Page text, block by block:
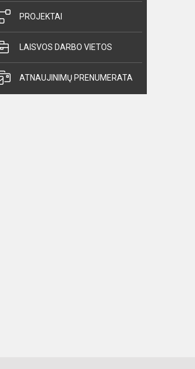
PROJEKTAI
LAISVOS DARBO VIETOS
ATNAUJINIMŲ PRENUMERATA